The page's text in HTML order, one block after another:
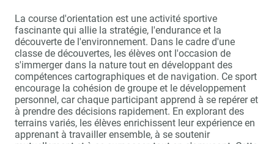
La course d'orientation est une activité sportive
fascinante qui allie la stratégie, l'endurance et la
découverte de l'environnement. Dans le cadre d'une
classe de découvertes, les élèves ont l'occasion de
s'immerger dans la nature tout en développant des
compétences cartographiques et de navigation. Ce sport
encourage la cohésion de groupe et le développement
personnel, car chaque participant apprend à se repérer et
à prendre des décisions rapidement. En explorant des
terrains variés, les élèves enrichissent leur expérience en
apprenant à travailler ensemble, à se soutenir